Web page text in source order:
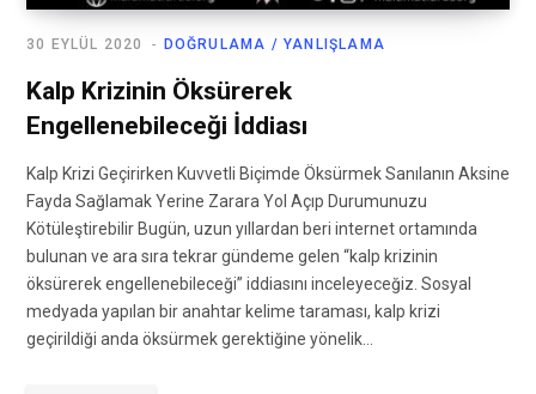
DOĞRULAMA / YANLIŞLAMA
30 EYLÜL 2020
Kalp Krizinin Öksürerek
Engellenebileceği İddiası
Kalp Krizi Geçirirken Kuvvetli Biçimde Öksürmek Sanılanın Aksine
Fayda Sağlamak Yerine Zarara Yol Açıp Durumunuzu
Kötüleştirebilir Bugün, uzun yıllardan beri internet ortamında
bulunan ve ara sıra tekrar gündeme gelen “kalp krizinin
öksürerek engellenebileceği” iddiasını inceleyeceğiz. Sosyal
medyada yapılan bir anahtar kelime taraması, kalp krizi
geçirildiği anda öksürmek gerektiğine yönelik…